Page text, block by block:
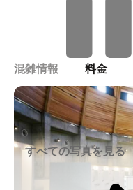
混雑情報 料金
すべての写真を見る